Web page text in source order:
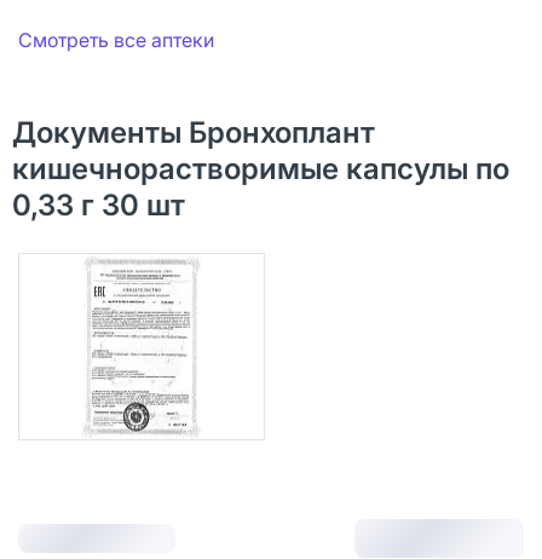
Смотреть все аптеки
Документы Бронхоплант
кишечнорастворимые капсулы по
0,33 г 30 шт